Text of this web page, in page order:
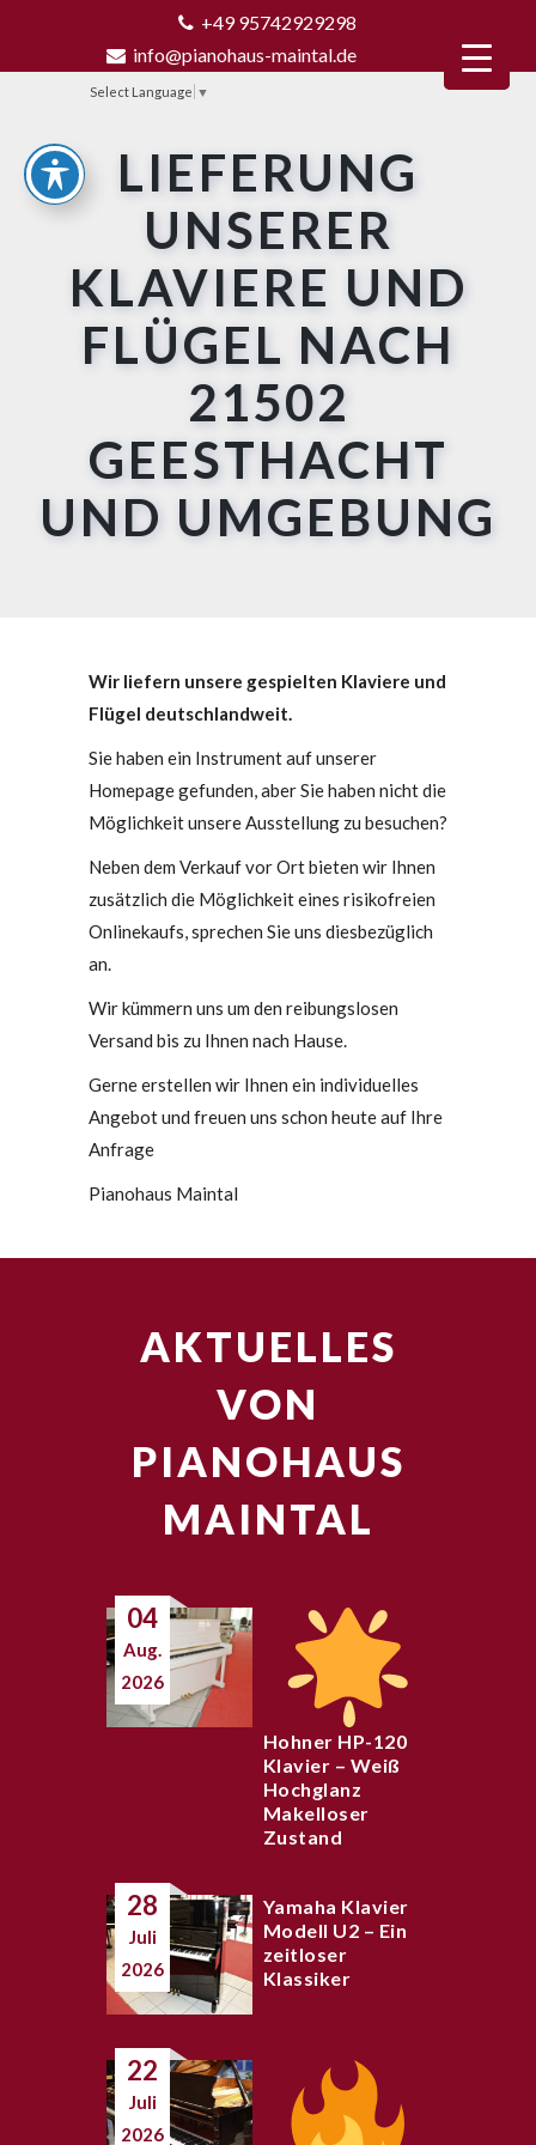
+49 95742929298
info@pianohaus-maintal.de
Select Language ▼
LIEFERUNG
UNSERER
KLAVIERE UND
FLÜGEL NACH
21502
GEESTHACHT
UND UMGEBUNG
Wir liefern unsere gespielten Klaviere und
Flügel deutschlandweit.
Sie haben ein Instrument auf unserer
Homepage gefunden, aber Sie haben nicht die
Möglichkeit unsere Ausstellung zu besuchen?
Neben dem Verkauf vor Ort bieten wir Ihnen
zusätzlich die Möglichkeit eines risikofreien
Onlinekaufs, sprechen Sie uns diesbezüglich
an.
Wir kümmern uns um den reibungslosen
Versand bis zu Ihnen nach Hause.
Gerne erstellen wir Ihnen ein individuelles
Angebot und freuen uns schon heute auf Ihre
Anfrage
Pianohaus Maintal
AKTUELLES
VON
PIANOHAUS
MAINTAL
04
Aug.
2026
Hohner HP-120
Klavier – Weiß
Hochglanz
Makelloser
Zustand
28
Juli
2026
Yamaha Klavier
Modell U2 – Ein
zeitloser
Klassiker
22
Juli
2026